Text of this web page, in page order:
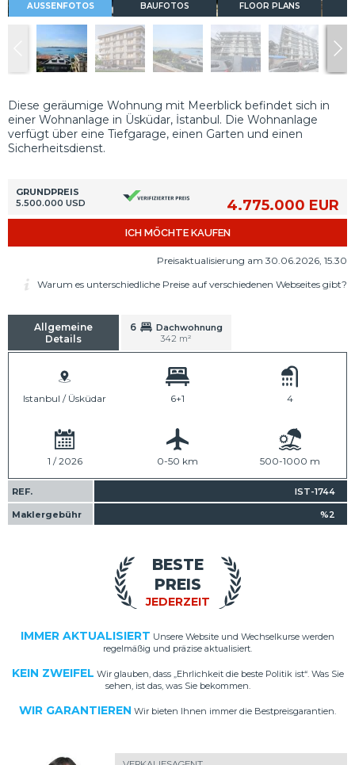
AUSSENFOTOS BAUFOTOS FLOOR PLANS
Diese geräumige Wohnung mit Meerblick befindet sich in
einer Wohnanlage in Üsküdar, İstanbul. Die Wohnanlage
verfügt über eine Tiefgarage, einen Garten und einen
Sicherheitsdienst.
GRUNDPREIS
5.500.000 USD
4.775.000 EUR
ICH MÖCHTE KAUFEN
Preisaktualisierung am 30.06.2026, 15.30
Warum es unterschiedliche Preise auf verschiedenen Webseites gibt?
Allgemeine
Details
6
Dachwohnung
342 m²
Istanbul / Üsküdar 6+1 4
1 / 2026 0-50 km 500-1000 m
REF. IST-1744
Maklergebühr %2
JEDERZEIT
BESTE
PREIS
IMMER AKTUALISIERT Unsere Website und Wechselkurse werden
regelmäßig und präzise aktualisiert.
KEIN ZWEIFEL Wir glauben, dass „Ehrlichkeit die beste Politik ist“. Was Sie
sehen, ist das, was Sie bekommen.
WIR GARANTIEREN Wir bieten Ihnen immer die Bestpreisgarantien.